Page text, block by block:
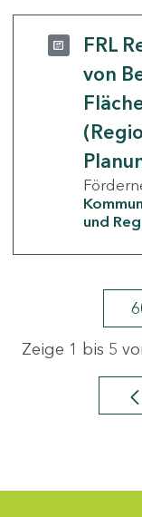
FRL
von
und
Zeige 1 bis 5